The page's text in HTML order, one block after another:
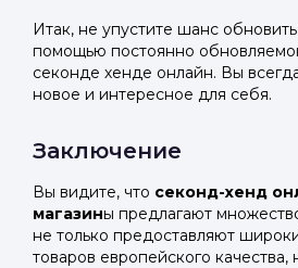
Итак, не упустите шанс
помощью постоянно
секонде хенде онлайн. Вы
новое и интересное для себя.
Заключение
Вы видите, что секонд-хенд
магазины предлагают
не только предоставляют
товаров европейского